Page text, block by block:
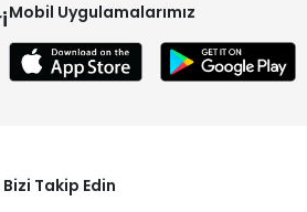
Mobil Uygulamalarımız
Bizi Takip Edin